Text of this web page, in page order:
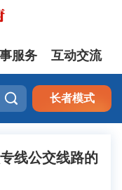
服务 互动交流
 长者模式
线公交线路的